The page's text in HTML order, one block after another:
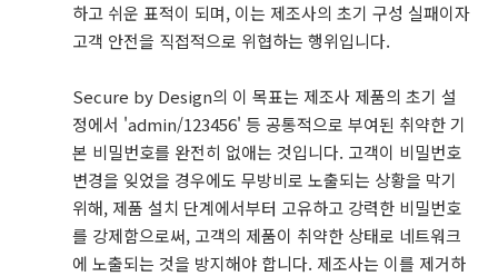
하고 쉬운 표적이 되며, 이는 제조사의 초기 구성 실패이자
고객 안전을 직접적으로 위협하는 행위입니다.
Secure by Design의 이 목표는 제조사 제품의 초기 설
정에서 'admin/123456' 등 공통적으로 부여된 취약한 기
본 비밀번호를 완전히 없애는 것입니다. 고객이 비밀번호
변경을 잊었을 경우에도 무방비로 노출되는 상황을 막기
위해, 제품 설치 단계에서부터 고유하고 강력한 비밀번호
를 강제함으로써, 고객의 제품이 취약한 상태로 네트워크
에 노출되는 것을 방지해야 합니다. 제조사는 이를 제거하